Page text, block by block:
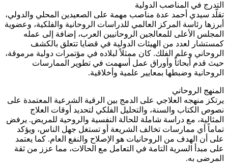
التدرج في المناصب الدولية
تقلّد سيدي أحمد عدة مناصب مهمة على الصعيدين المحلي والدولي،
أبرزها رئاسة المركز العالمي للدراسات الروحانية والفلكية، وعضوية
المجلس الأعلى للمعالجين الروحانيين العرب، إضافة إلى عمله
كمستشار لعدد من الهيئات الدولية في قضايا تتعلق بالكشف
الروحاني وعلم الفلك. كان ممثلاً لبلاده في مؤتمرات دولية مرموقة،
حيث قدم أبحاثاً وأوراق عمل أسهمت في تطوير الممارسات
الروحانية وضبطها بمعايير علمية وأخلاقية.
المنهج الروحاني
يرتكز منهجه العلاجي على الدمج بين الرقية الشرعية المعتمدة على
نصوص الكتاب والسنة، والتحليل الفلكي لتحديد أوقات العلاج
المثالية، مع دراسة شاملة للحالة النفسية والروحية للمريض. يرفض
تماماً أي ممارسات تخالف الشريعة أو تستغل جهل الناس، ويؤكد
على أن الهدف من الروحانيات هو الإصلاح والنفع العام. كما يعتمد
على مبدأ السرية التامة في التعامل مع الحالات، مما عزز من ثقة
المرضى به.